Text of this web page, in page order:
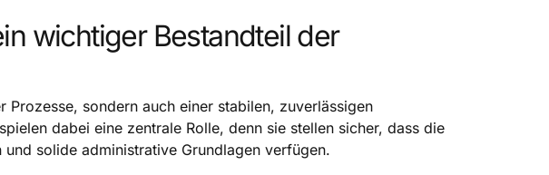
wichtiger Bestandteil der
sondern auch einer stabilen, zuverlässigen
dabei eine zentrale Rolle, denn sie stellen sicher, dass die
solide administrative Grundlagen verfügen.